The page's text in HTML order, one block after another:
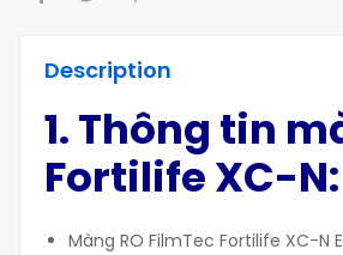
Description
1. Thông tin
Fortilife XC-N:
Màng RO FilmTec Fortilife XC-